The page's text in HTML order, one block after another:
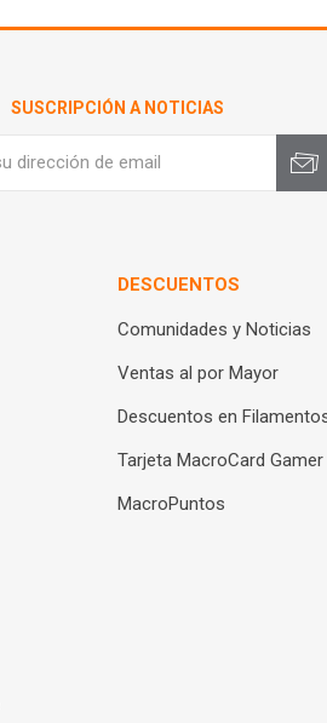
SUSCRIPCIÓN A NOTICIAS
DESCUENTOS
Comunidades y Noticias
Ventas al por Mayor
Descuentos en
Tarjeta MacroCard Gamer
MacroPuntos